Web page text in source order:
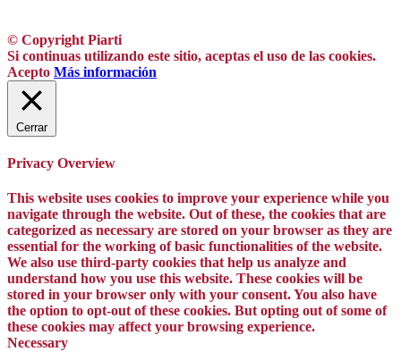
© Copyright Piarti
Si continuas utilizando este sitio, aceptas el uso de las cookies.
Acepto Más información
Cerrar
Privacy Overview
This website uses cookies to improve your experience while you
navigate through the website. Out of these, the cookies that are
categorized as necessary are stored on your browser as they are
essential for the working of basic functionalities of the website.
We also use third-party cookies that help us analyze and
understand how you use this website. These cookies will be
stored in your browser only with your consent. You also have
the option to opt-out of these cookies. But opting out of some of
these cookies may affect your browsing experience.
Necessary